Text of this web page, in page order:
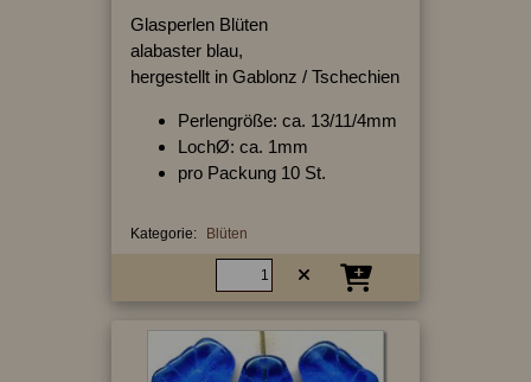
Glasperlen Blüten
alabaster blau,
hergestellt in Gablonz / Tschechien
Perlengröße: ca. 13/11/4mm
LochØ: ca. 1mm
pro Packung 10 St.
Kategorie: Blüten